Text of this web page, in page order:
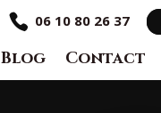
06 10 80 26 37
Blog Contact